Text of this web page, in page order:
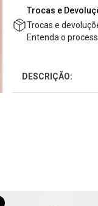
Trocas e
Trocas e
Entenda o
DESCRIÇÃO: